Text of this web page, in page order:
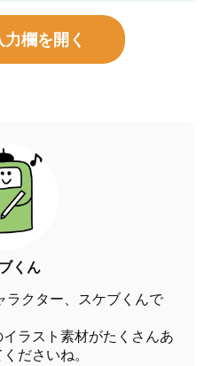
欄を開く
くん
ラクター、スケブくんで
ラスト素材がたくさんあ
ださいね。